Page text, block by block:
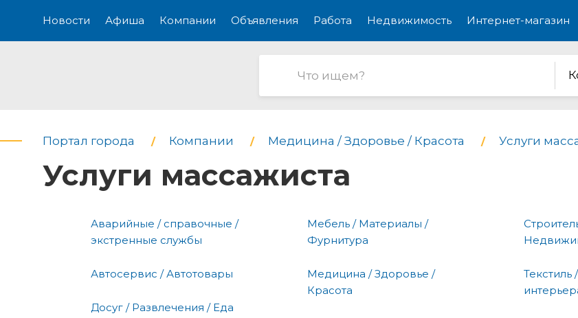
Новости Афиша Компании Объявления Работа Недвижимость Интернет-магазин
Портал города Компании Медицина / Здоровье / Красота Услуги
Услуги массажиста
Аварийные / справочные /
экстренные службы
Автосервис / Автотовары
Досуг / Развлечения / Еда
Мебель / Материалы /
Фурнитура
Медицина / Здоровье /
Красота